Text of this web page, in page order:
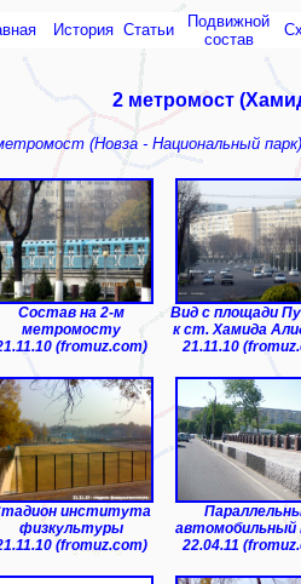
История Статьи
Подвижной
состав
2 метромост
(Новза - Национальный парк)
Состав на 2-м
метромосту
(fromuz.com)
Вид с площади
к ст. Хамида
21.11.10
института
физкультуры
(fromuz.com)
22.04.11